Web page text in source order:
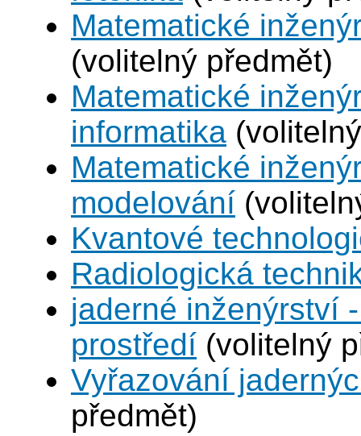
Matematické
(volitelný předmět)
Matematické
informatika
Matematické
modelování
Kvantové
Radiologická
jaderné inženýrství
prostředí (volitelný
Vyřazování
předmět)